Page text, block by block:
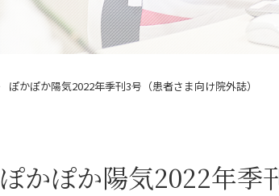
ぽかぽか陽気2022年季刊3号（患者さま向け院外誌）
ぽかぽか陽気2022年季